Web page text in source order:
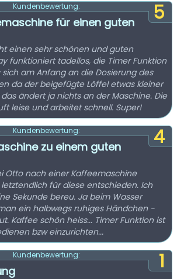
5
Kundenbewertung:
für einen guten
einen sehr schönen und guten
funktioniert tadellos, die Timer Funktion
am Anfang an die Dosierung des
da der beigefügte Löffel etwas kleiner
ändert ja nichts an der Maschine. Die
leise und arbeitet schnell. Super!
4
Kundenbewertung:
zu einem guten
Otto nach einer Kaffeemaschine
für diese entschieden. Ich
Sekunde bereu. Ja beim Wasser
ein halbwegs ruhiges Händchen -
Kaffee schön heiss... Timer Funktion ist
bzw einzurichten...
1
Kundenbewertung: